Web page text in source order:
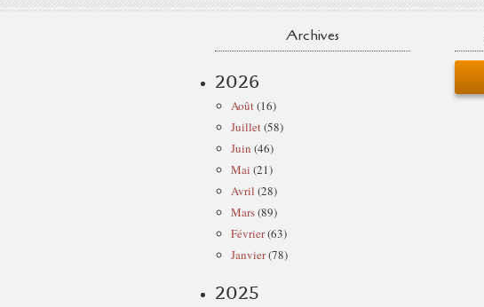
Archives
2026
Août(16)
Juillet(58)
Juin (46)
Mai (21)
Avril (28)
Mars(89)
Février(63)
Janvier(78)
2025